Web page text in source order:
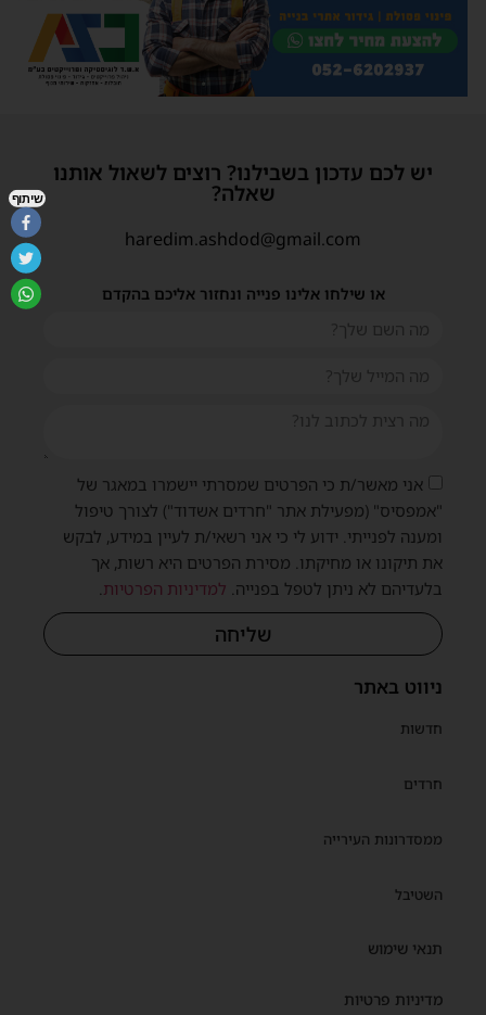
ניווט באתר
חדשות
חרדים
ממסדרונות העירייה
השטיבל
תנאי שימוש
מדיניות פרטיות
יש לכם עדכון בשבילנו? רוצים לשאול אותנו
שאלה?
haredim.ashdod@gmail.com
או שילחו אלינו פנייה ונחזור אליכם בהקדם
אני מאשר/ת כי הפרטים שמסרתי יישמרו במאגר של
"אמפסיס" (מפעילת אתר "חרדים אשדוד") לצורך טיפול
ומענה לפנייתי. ידוע לי כי אני רשאי/ת לעיין במידע, לבקש
את תיקונו או מחיקתו. מסירת הפרטים היא רשות, אך
בלעדיהם לא ניתן לטפל בפנייה. למדיניות הפרטיות
שליחה
שיתוף